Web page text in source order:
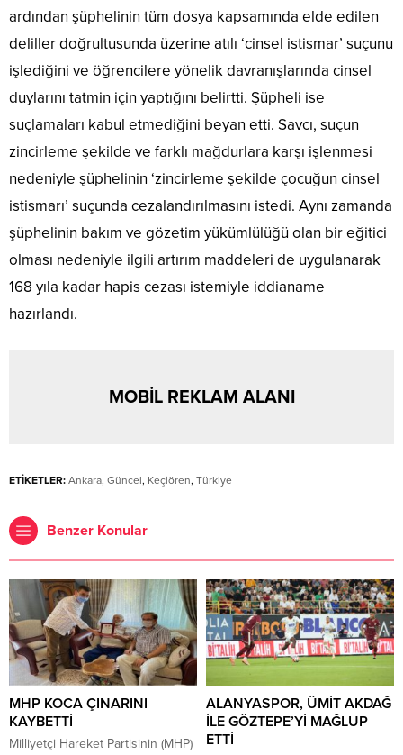
ardından şüphelinin tüm dosya kapsamında elde edilen
deliller doğrultusunda üzerine atılı ‘cinsel istismar’ suçunu
işlediğini ve öğrencilere yönelik davranışlarında cinsel
duylarını tatmin için yaptığını belirtti. Şüpheli ise
suçlamaları kabul etmediğini beyan etti. Savcı, suçun
zincirleme şekilde ve farklı mağdurlara karşı işlenmesi
nedeniyle şüphelinin ‘zincirleme şekilde çocuğun cinsel
istismarı’ suçunda cezalandırılmasını istedi. Aynı zamanda
şüphelinin bakım ve gözetim yükümlülüğü olan bir eğitici
olması nedeniyle ilgili artırım maddeleri de uygulanarak
168 yıla kadar hapis cezası istemiyle iddianame
hazırlandı.
MOBİL REKLAM ALANI
ETİKETLER: Ankara, Güncel, Keçiören, Türkiye
Benzer Konular
MHP KOCA ÇINARINI
KAYBETTİ
Milliyetçi Hareket Partisinin (MHP)
ALANYASPOR, ÜMİT AKDAĞ
İLE GÖZTEPE’Yİ MAĞLUP
ETTİ